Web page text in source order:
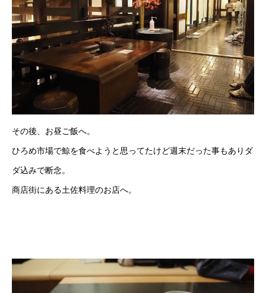
その後、お昼ご飯へ。
ひろめ市場で鯨を食べようと思ってたけど週末だった事もありダ
ダ込みで断念。
商店街にある土佐料理のお店へ。